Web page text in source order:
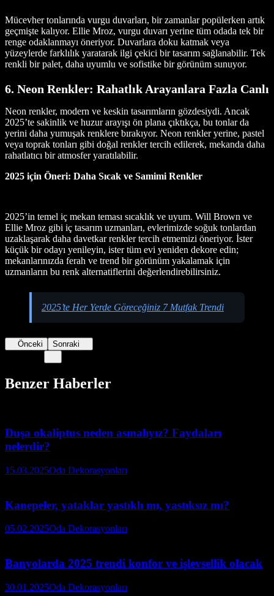
Mücevher tonlarında vurgu duvarları, bir zamanlar popülerken artık
geçmişte kalıyor. Ellie Mroz, vurgu duvarı yerine tüm odada tek bir
renge odaklanmayı öneriyor. Duvarlara doku katmak veya
yüzeylerde farklılık yaratarak ilgi çekici bir tasarım sağlanabilir. Tek
renkli bir palet, daha uyumlu ve sofistike bir görünüm sunuyor.
6. Neon Renkler: Rahatlık Arayanlara Fazla Canlı
Neon renkler, modern ve keskin tasarımların gözdesiydi. Ancak
2025’te sakinlik ve huzur arayışı ön plana çıktıkça, bu tonlar da
yerini daha yumuşak renklere bırakıyor. Neon renkler yerine, pastel
veya toprak tonları gibi doğal renkler tercih edilerek, mekanda daha
rahatlatıcı bir atmosfer yaratılabilir.
2025 için Öneri: Daha Sıcak ve Samimi Renkler
2025’in temel iç mekan teması sıcaklık ve uyum. Will Brown ve
Ellie Mroz gibi iç tasarım uzmanları, evlerimizde soğuk tonlardan
uzaklaşarak daha davetkar renkler tercih etmemizi öneriyor. İster
küçük bir odayı yenileyin, ister tüm evi yeniden dekore edin;
mekanlarınızda ferah ve trend bir görünüm yakalamak için
uzmanların bu renk alternatiflerini değerlendirebilirsiniz.
2025’te Her Yerde Göreceğiniz 7 Mutfak Trendi
Önceki Sonraki
Benzer Haberler
Duşa okaliptus neden asmalıyız? Faydaları
nelerdir?
15.03.2025Oda Dekorasyonları
Kanepeler, yataklar yastıklı mı, yastıksız mı?
05.02.2025Oda Dekorasyonları
Banyolarda 2025 trendi konfor ve işlevsellik olacak
30.01.2025Oda Dekorasyonları